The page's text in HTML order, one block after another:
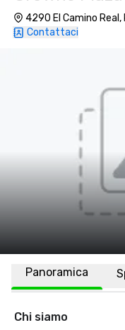
4290 El Camino Real,
Contattaci
Panoramica
Chi siamo